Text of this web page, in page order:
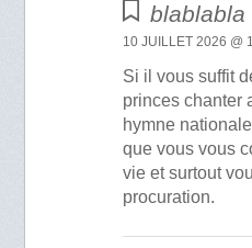
blablabla
10 JUILLET 2026 @
Si il vous suffit
princes chanter
hymne
que vous vous
vie et surtout
procuration.